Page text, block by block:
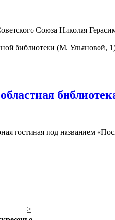
Союза Николая
библиотеки (М. Ульяновой,
гостиная под названием
>